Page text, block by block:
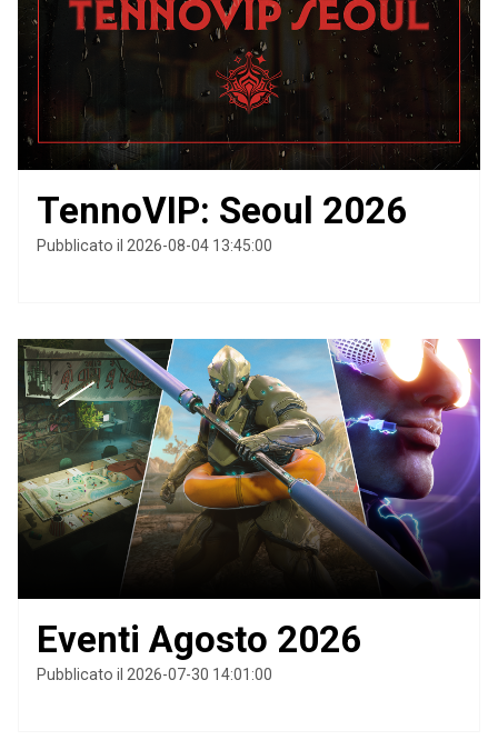
TennoVIP: Seoul 2026
Pubblicato il 2026-08-04 13:45:00
Eventi Agosto 2026
Pubblicato il 2026-07-30 14:01:00